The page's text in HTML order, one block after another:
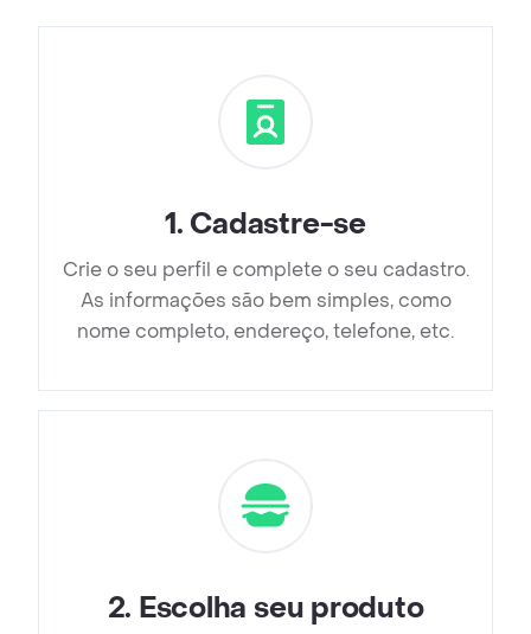
1. Cadastre-se
Crie o seu perfil e complete o seu cadastro.
As informações são bem simples, como
nome completo, endereço, telefone, etc.
2. Escolha seu produto